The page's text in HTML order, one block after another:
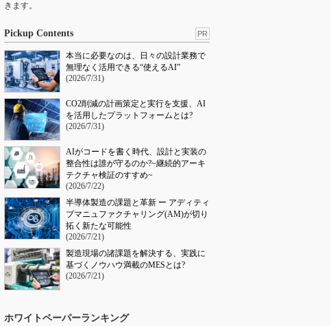
きます。
Pickup Contents PR
本当に必要なのは、日々の設計業務で
無理なく活用できる“使えるAI”
(2026/7/31)
CO2削減の計画策定と実行を支援、AI
を活用したプラットフォームとは?
(2026/7/31)
AIがコードを書く時代、設計と実装の
整合性は誰が守るのか?~継続的アーキ
テクチャ検証のすすめ~
(2026/7/22)
半導体製造の課題と革新 ー アディティ
ブマニュファクチャリング(AM)が切り
拓く新たな可能性
(2026/7/21)
製造現場の諸課題を解決する、実践に
基づくノウハウ満載のMESとは?
(2026/7/21)
ホワイトペーパーランキング